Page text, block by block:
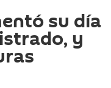
su día
y